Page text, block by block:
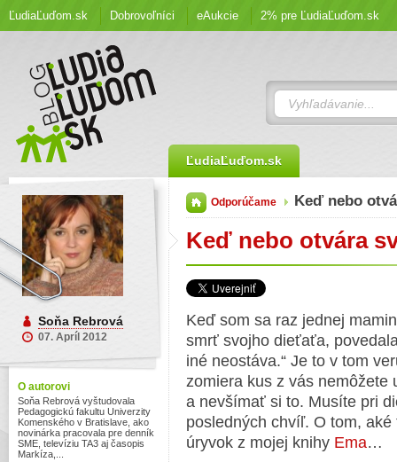
ĽudiaĽuďom.sk Dobrovoľníci eAukcie 2% pre ĽudiaĽuďom.sk
ĽudiaĽuďom.sk
Soňa Rebrová
07. Apríl 2012
O autorovi
Soňa Rebrová vyštudovala
Pedagogickú fakultu Univerzity
Komenského v Bratislave, ako
novinárka pracovala pre denník
SME, televíziu TA3 aj časopis
Markíza,...
Odporúčame Keď nebo
Keď nebo otvára
Keď som sa raz jednej
smrť svojho dieťaťa,
iné neostáva.“ Je to v tom
zomiera kus z vás
a nevšímať si to. Musíte pri
posledných chvíľ. O tom,
úryvok z mojej knihy Ema…